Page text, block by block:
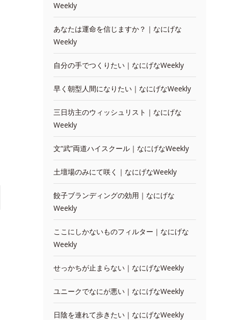
Weekly
あなたは運命を信じますか？｜なにげな
Weekly
自分の手でつくりたい｜なにげなWeekly
早く朝型人間になりたい｜なにげなWeekly
三日坊主のウィッシュリスト｜なにげな
Weekly
文“武”両道ハイスクール｜なにげなWeekly
土壇場のみにて咲く｜なにげなWeekly
餃子ブランディングの効用｜なにげな
Weekly
ここにしかないものフィルター｜なにげな
Weekly
せっかちが止まらない｜なにげなWeekly
ユニークでなにが悪い｜なにげなWeekly
日陰を連れて歩きたい｜なにげなWeekly